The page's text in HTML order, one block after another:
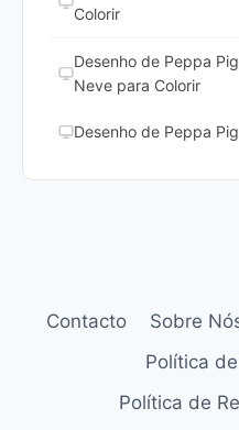
Colorir
Desenho de Peppa
Neve para Colorir
Desenho de Peppa
Contacto Sobre
Política
Política de